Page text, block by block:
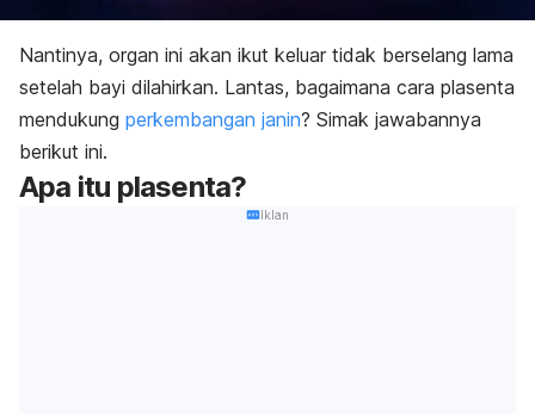
Nantinya, organ ini akan ikut keluar tidak berselang lama
setelah bayi dilahirkan. Lantas, bagaimana cara plasenta
mendukung perkembangan janin? Simak jawabannya
berikut ini.
Apa itu plasenta?
Iklan